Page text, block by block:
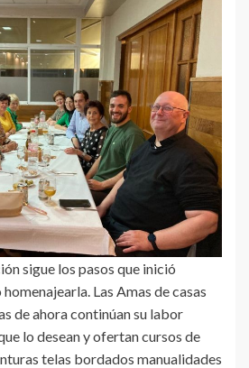
sigue los pasos que inició
Las Amas de casas
de ahora continúan su labor
lo desean y ofertan cursos de
telas bordados manualidades